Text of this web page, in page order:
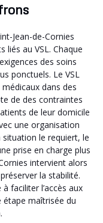
Jean-de-Cornies
liés au VSL. Chaque
des soins
ponctuels. Le VSL
dans des
de des contraintes
de leur domicile
une organisation
le requiert, le
prise en charge plus
intervient alors
la stabilité.
faciliter l’accès aux
étape maîtrisée du